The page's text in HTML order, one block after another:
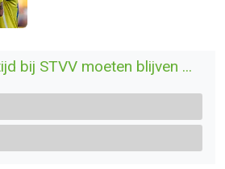
bij STVV moeten blijven ...